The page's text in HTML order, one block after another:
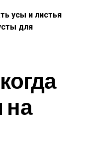
усы и листья
для
на